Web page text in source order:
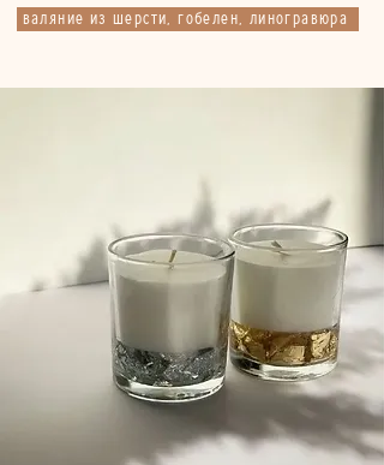
валяние из шерсти, гобелен, линогравюра